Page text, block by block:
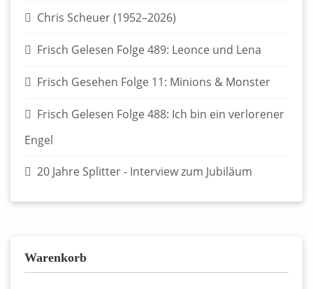
Chris Scheuer (1952–2026)
Frisch Gelesen Folge 489: Leonce und Lena
Frisch Gesehen Folge 11: Minions & Monster
Frisch Gelesen Folge 488: Ich bin ein verlorener
Engel
20 Jahre Splitter - Interview zum Jubiläum
Warenkorb